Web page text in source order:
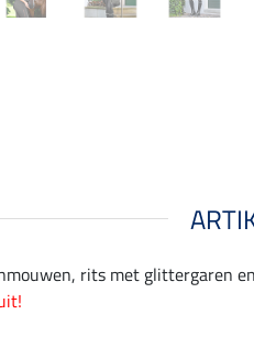
rits met glittergaren